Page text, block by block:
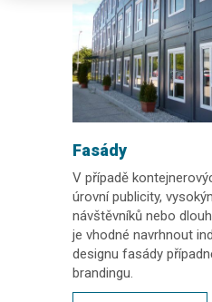
Fasády
V případě
úrovní publicity,
návštěvníků nebo
je vhodné navrhnout
designu fasády
brandingu.